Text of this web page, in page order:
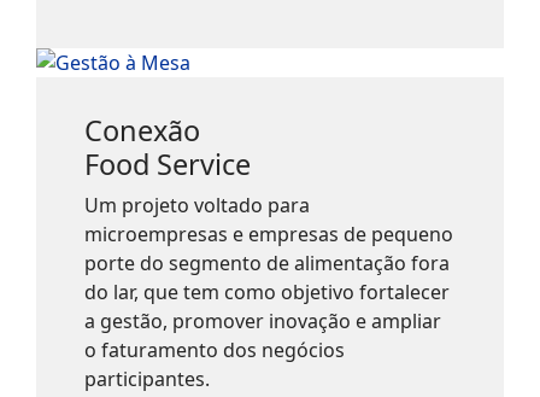
Conexão
Food Service
Um projeto voltado para
microempresas e empresas de pequeno
porte do segmento de alimentação fora
do lar, que tem como objetivo fortalecer
a gestão, promover inovação e ampliar
o faturamento dos negócios
participantes.